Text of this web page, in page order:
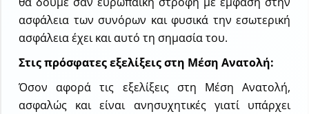
ασφάλεια των συνόρων και φυσικά την εσωτερική
ασφάλεια έχει και αυτό τη σημασία του.
Στις πρόσφατες εξελίξεις στη Μέση Ανατολή:
Όσον αφορά τις εξελίξεις στη Μέση Ανατολή,
ασφαλώς και είναι ανησυχητικές γιατί υπάρχει